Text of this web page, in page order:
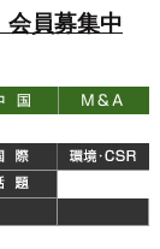
員募集中